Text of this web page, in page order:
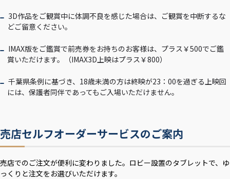
3D作品をご観賞中に体調不良を感じた場合は、ご観賞を中断するな
どご留意ください。
IMAX版をご鑑賞で前売券をお持ちのお客様は、プラス￥500でご鑑
賞いただけます。（IMAX3D上映はプラス￥800）
千葉県条例に基づき、18歳未満の方は終映が23：00を過ぎる上映回
には、保護者同伴であってもご入場いただけません。
売店セルフオーダーサービスのご案内
売店でのご注文が便利に変わりました。ロビー設置のタブレットで、ゆ
っくりと注文をお選びいただけます。